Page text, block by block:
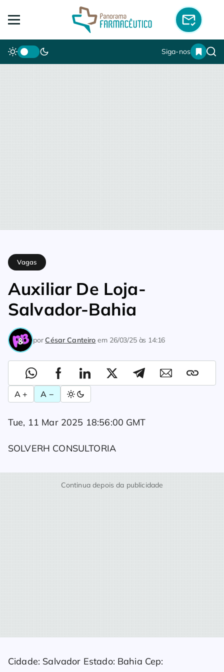
Siga-nos
Home Vagas
Vagas
Auxiliar De Loja-
Salvador-Bahia
porCésar Canteiro em 26/03/25 às 14:16
A + A −
Tue, 11 Mar 2025 18:56:00 GMT
SOLVERH CONSULTORIA
Continua depois da publicidade
Cidade: Salvador Estado: Bahia Cep: